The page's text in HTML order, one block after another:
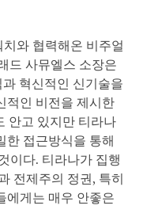
와 협력해온 비주얼
드 사뮤엘스 소장은
혁신적인 신기술을
적인 비전을 제시한
안고 있지만 티라나
한 접근방식을 통해
이다. 티라나가 집행
전제주의 정권, 특히
에게는 매우 안좋은